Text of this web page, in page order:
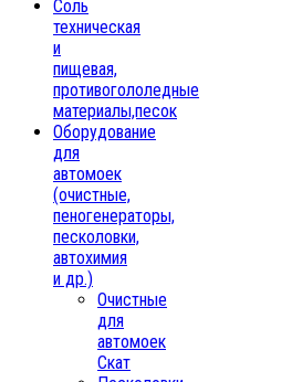
Соль
техническая
и
пищевая,
противогололедные
материалы,песок
Oборудование
для
автомоек
(очистные,
пеногенераторы,
песколовки,
автохимия
и др.)
Очистные
для
автомоек
Скат